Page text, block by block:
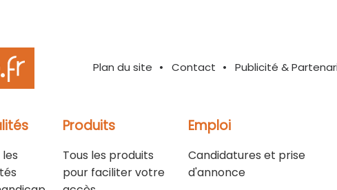
Plan du site Contact Publicité &
Produits
Tous les produits
pour faciliter votre
Emploi
Candidatures et prise
d'annonce